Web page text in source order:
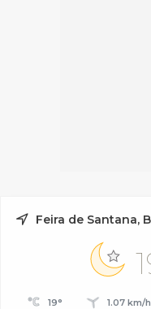
Feira de Santana,
19° 1.07 km/h